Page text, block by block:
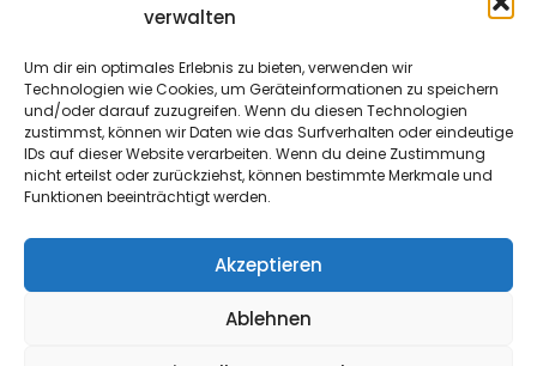
verwalten
Um dir ein optimales Erlebnis zu bieten, verwenden wir
Technologien wie Cookies, um Geräteinformationen zu speichern
und/oder darauf zuzugreifen. Wenn du diesen Technologien
zustimmst, können wir Daten wie das Surfverhalten oder eindeutige
IDs auf dieser Website verarbeiten. Wenn du deine Zustimmung
nicht erteilst oder zurückziehst, können bestimmte Merkmale und
Funktionen beeinträchtigt werden.
Akzeptieren
Ablehnen
Datenschutz